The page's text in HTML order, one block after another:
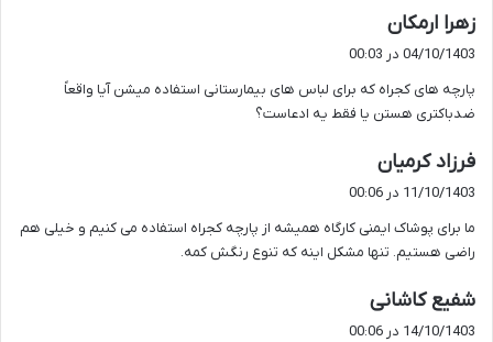
زهرا ارمکان
ف
:
04/10/1403 در 00:03
پارچه های کجراه که برای لباس های بیمارستانی استفاده میشن آیا واقعاً
ضدباکتری هستن یا فقط یه ادعاست؟
فرزاد کرمیان
ف
:
11/10/1403 در 00:06
ما برای پوشاک ایمنی کارگاه همیشه از پارچه کجراه استفاده می کنیم و خیلی هم
راضی هستیم. تنها مشکل اینه که تنوع رنگش کمه.
شفیع کاشانی
ف
14/10/1403 در 00:06